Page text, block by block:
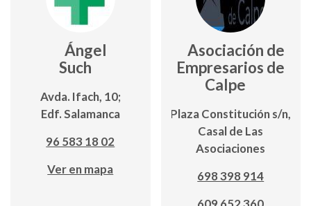
Ángel
Such
Avda. Ifach, 10;
Edf. Salamanca
96 583 18 02
Ver en mapa
Asociación de
Empresarios de
Calpe
Plaza Constitución s/n,
Casal de Las
Asociaciones
698 398 914